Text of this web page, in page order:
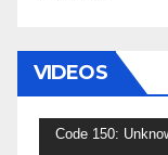
VIDEOS
Trình
Code 150: